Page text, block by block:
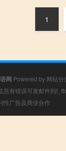
1
网 Powered by 网站分
息有错误可发邮件到
性广告及商业合作